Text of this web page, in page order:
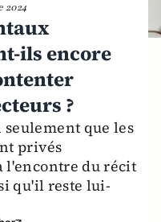
2024
ils encore
?
que les
privés
l'encontre du récit
qu'il reste lui-